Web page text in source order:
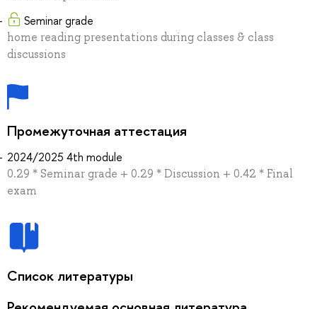
Seminar grade
home reading presentations during classes & class
discussions
Промежуточная аттестация
2024/2025 4th module
0.29 * Seminar grade + 0.29 * Discussion + 0.42 * Final
exam
Список литературы